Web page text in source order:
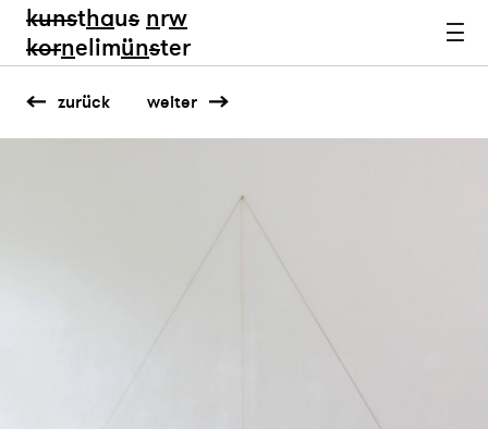
kunsthaus nrw
kornelimünster
zurück weiter